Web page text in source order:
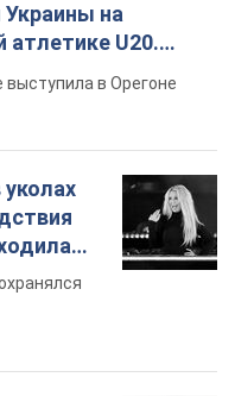
на
атлетике U20.
в Орегоне